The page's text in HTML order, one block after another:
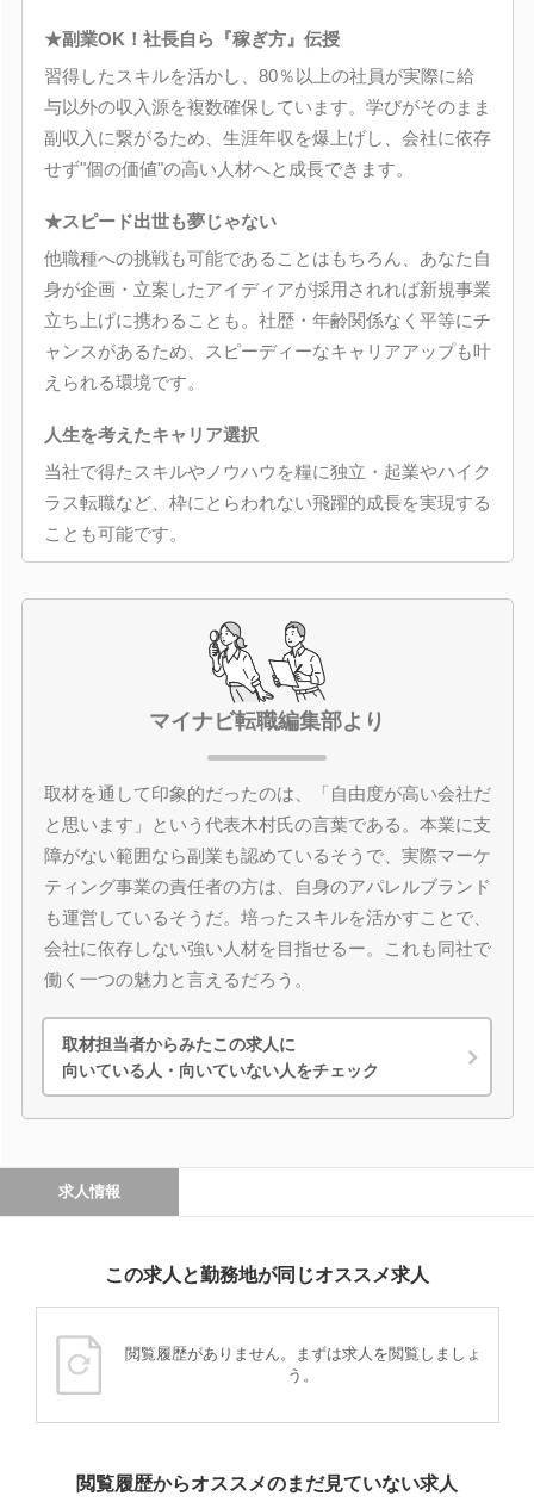
★副業OK！社長自ら『稼ぎ方』伝授
習得したスキルを活かし、80％以上の社員が実際に給
与以外の収入源を複数確保しています。学びがそのまま
副収入に繋がるため、生涯年収を爆上げし、会社に依存
せず"個の価値"の高い人材へと成長できます。
★スピード出世も夢じゃない
他職種への挑戦も可能であることはもちろん、あなた自
身が企画・立案したアイディアが採用されれば新規事業
立ち上げに携わることも。社歴・年齢関係なく平等にチ
ャンスがあるため、スピーディーなキャリアアップも叶
えられる環境です。
人生を考えたキャリア選択
当社で得たスキルやノウハウを糧に独立・起業やハイク
ラス転職など、枠にとらわれない飛躍的成長を実現する
ことも可能です。
マイナビ転職編集部より
取材を通して印象的だったのは、「自由度が高い会社だ
と思います」という代表木村氏の言葉である。本業に支
障がない範囲なら副業も認めているそうで、実際マーケ
ティング事業の責任者の方は、自身のアパレルブランド
も運営しているそうだ。培ったスキルを活かすことで、
会社に依存しない強い人材を目指せるー。これも同社で
働く一つの魅力と言えるだろう。
取材担当者からみたこの求人に
向いている人・向いていない人をチェック
求人情報
この求人と勤務地が同じオススメ求人
閲覧履歴がありません。まずは求人を閲覧しましょ
う。
閲覧履歴からオススメのまだ見ていない求人